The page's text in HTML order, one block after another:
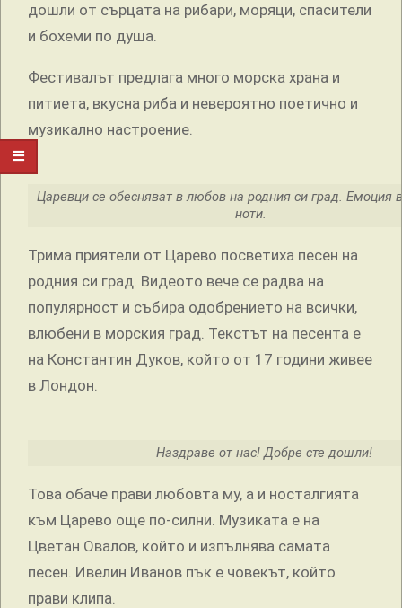
дошли от сърцата на рибари, моряци, спасители
и бохеми по душа.
Фестивалът предлага много морска храна и
питиета, вкусна риба и невероятно поетично и
музикално настроение.
Царевци се обесняват в любов на родния си град. Емоция
ноти.
Трима приятели от Царево посветиха песен на
родния си град. Видеото вече се радва на
популярност и събира одобрението на всички,
влюбени в морския град. Текстът на песента е
на Константин Дуков, който от 17 години живее
в Лондон.
Наздраве от нас! Добре сте дошли!
Това обаче прави любовта му, а и носталгията
към Царево още по-силни. Музиката е на
Цветан Овалов, който и изпълнява самата
песен. Ивелин Иванов пък е човекът, който
прави клипа.